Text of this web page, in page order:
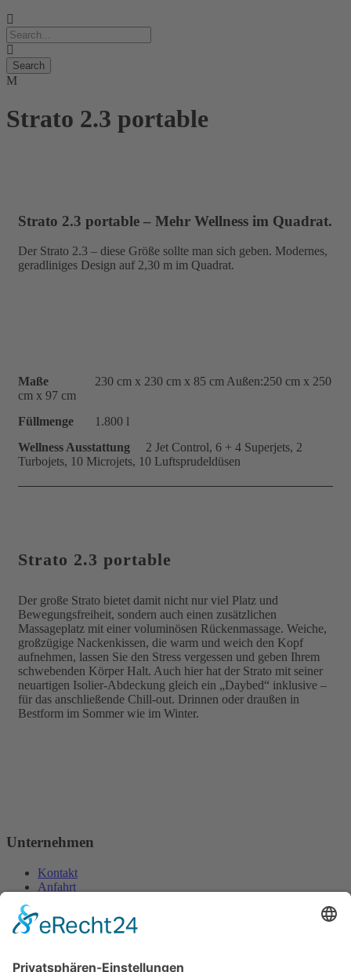
Strato 2.3 portable
Strato 2.3 portable – Mehr Wellness im Quadrat.
Der Strato 2.3 – diese Größe sollte man sich geben. Modernes,
geradliniges Design auf 2,30 m im Quadrat.
Maße
230 cm x 230 cm x 85 cm Außen:250 cm x 250
cm x 97 cm
Füllmenge
1.800 l
Wellness Ausstattung
2 Jet Control, 6 + 4 Superjets, 2
Turbojets, 10 Microjets, 10 Luftsprudeldüsen
Strato 2.3 portable
Der große Strato bietet damit nicht nur viel Platz und
Bewegungsfreiheit, sondern auch einen zusätzlichen
Massageplatz mit einer voluminösen Rückenmassage. Weiche,
großzügige Nackenkissen, die warm und weich den Kopf
aufnehmen, lassen Sie den Stress vergessen und geben Ihrem
schwebenden Körper Halt. Auch hier hat der Strato mit seiner
neuartigen Isolier-Abdeckung gleich ein „Daybed“ inklusive –
für das anschließende Chill-out. Drinnen oder draußen in
Bestform im Sommer wie im Winter.
Unternehmen
Kontakt
Anfahrt
Datenschutzerklärung